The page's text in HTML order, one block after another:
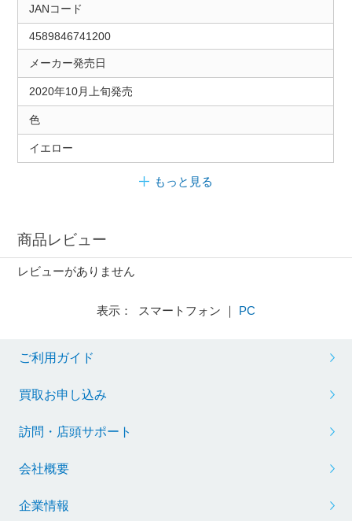
JANコード
4589846741200
メーカー発売日
2020年10月上旬発売
色
イエロー
もっと見る
商品レビュー
レビューがありません
表示： スマートフォン ｜ PC
ご利用ガイド
買取お申し込み
訪問・店頭サポート
会社概要
企業情報